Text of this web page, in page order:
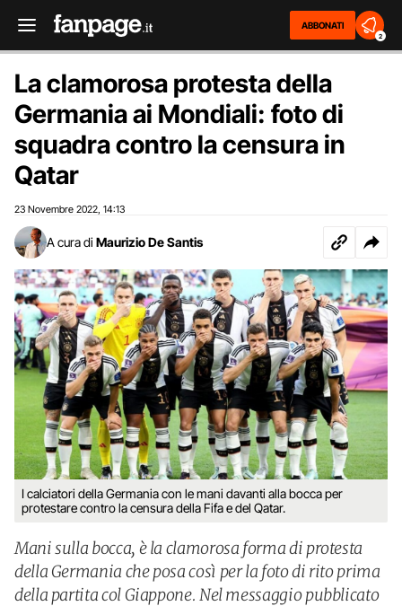
ABBONATI
2
La clamorosa protesta della
Germania ai Mondiali: foto di
squadra contro la censura in
Qatar
23 Novembre 2022 14:13
A cura di Maurizio De Santis
I calciatori della Germania con le mani davanti alla bocca per
protestare contro la censura della Fifa e del Qatar.
Mani sulla bocca, è la clamorosa forma di protesta
della Germania che posa così per la foto di rito prima
della partita col Giappone. Nel messaggio pubblicato